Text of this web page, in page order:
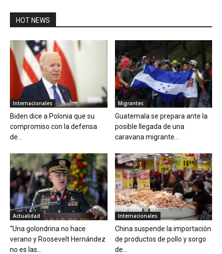
HOT NEWS
Internacionales
Biden dice a Polonia que su
compromiso con la defensa
de...
Migrantes
Guatemala se prepara ante la
posible llegada de una
caravana migrante...
Actualidad
“Una golondrina no hace
verano y Roosevelt Hernández
no es las...
Internacionales
China suspende la importación
de productos de pollo y sorgo
de...